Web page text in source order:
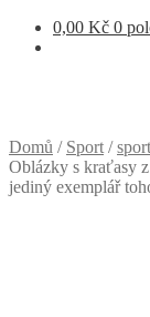
0,00 Kč 0
Domů / Sport /
Oblázky s kraťasy
jediný exemplář